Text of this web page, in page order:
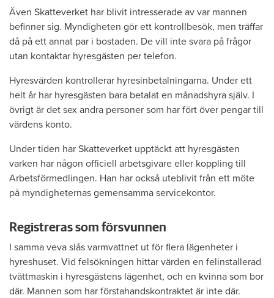
Även Skatteverket har blivit intresserade av var mannen
befinner sig. Myndigheten gör ett kontrollbesök, men träffar
då på ett annat par i bostaden. De vill inte svara på frågor
utan kontaktar hyresgästen per telefon.
Hyresvärden kontrollerar hyresinbetalningarna. Under ett
helt år har hyresgästen bara betalat en månadshyra själv. I
övrigt är det sex andra personer som har fört över pengar till
värdens konto.
Under tiden har Skatteverket upptäckt att hyresgästen
varken har någon officiell arbetsgivare eller koppling till
Arbetsförmedlingen. Han har också uteblivit från ett möte
på myndigheternas gemensamma servicekontor.
Registreras som försvunnen
I samma veva slås varmvattnet ut för flera lägenheter i
hyreshuset. Vid felsökningen hittar värden en felinstallerad
tvättmaskin i hyresgästens lägenhet, och en kvinna som bor
där. Mannen som har förstahandskontraktet är inte där.